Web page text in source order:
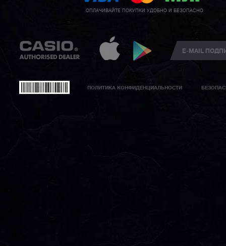
ОПЛАЧИВАЙТЕ ПОКУПКИ УДОБНО И БЕЗОПАСНО
ПОЛИТИКА КОНФИДЕНЦИАЛЬНОСТИ